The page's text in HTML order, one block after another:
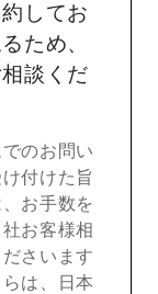
してお
ため、
談くだ
のお問い
付けた旨
お手数を
お客様相
さいます
は、日本